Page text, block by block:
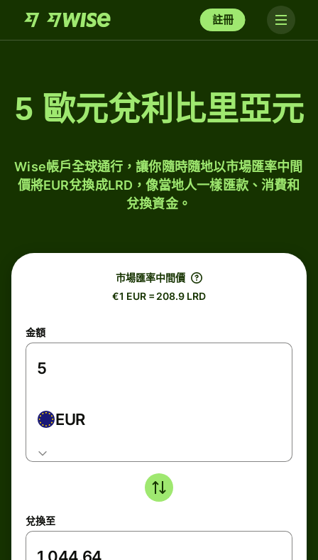
註冊
5 歐元兌利比里亞元
Wise帳戶全球通行，讓你隨時隨地以市場匯率中間
價將EUR兌換成LRD，像當地人一樣匯款、消費和
兌換資金。
市場匯率中間價
€1 EUR = 208.9 LRD
金額
EUR
兌換至